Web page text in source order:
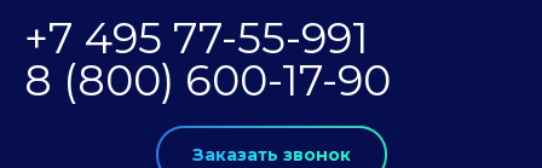
+7 495 77-55-991
8 (800) 600-17-90
Заказать звонок